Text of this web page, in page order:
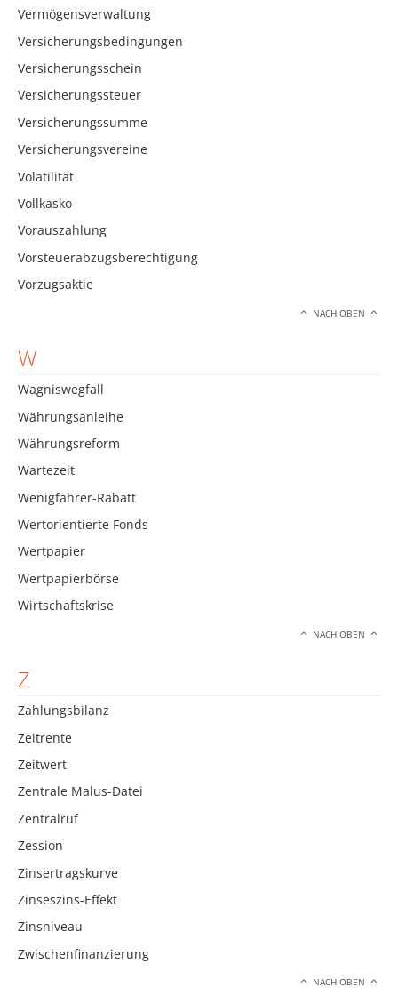
Vermögensverwaltung
Versicherungsbedingungen
Versicherungsschein
Versicherungssteuer
Versicherungssumme
Versicherungsvereine
Volatilität
Vollkasko
Vorauszahlung
Vorsteuerabzugsberechtigung
Vorzugsaktie
NACH OBEN
W
Wagniswegfall
Währungsanleihe
Währungsreform
Wartezeit
Wenigfahrer-Rabatt
Wertorientierte Fonds
Wertpapier
Wertpapierbörse
Wirtschaftskrise
NACH OBEN
Z
Zahlungsbilanz
Zeitrente
Zeitwert
Zentrale Malus-Datei
Zentralruf
Zession
Zinsertragskurve
Zinseszins-Effekt
Zinsniveau
Zwischenfinanzierung
NACH OBEN